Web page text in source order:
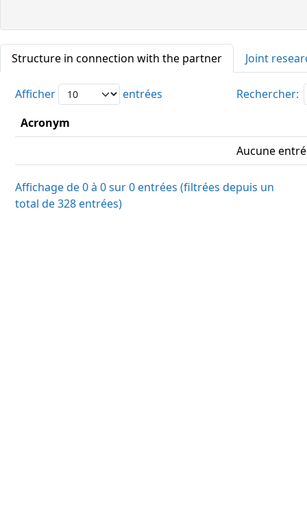
Structure in connection with the partner Joint
Afficher entrées
Rechercher:
Acronym
Aucune
Affichage de 0 à 0 sur 0 entrées (filtrées depuis un
total de 328 entrées)